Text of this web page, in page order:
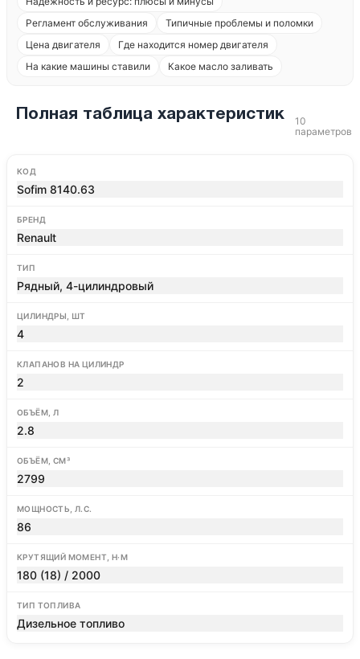
Регламент обслуживания
Типичные проблемы и поломки
Цена двигателя
Где находится номер двигателя
На какие машины ставили
Какое масло заливать
Полная таблица характеристик
10
параметров
КОД
Sofim 8140.63
БРЕНД
Renault
ТИП
Рядный, 4-цилиндровый
ЦИЛИНДРЫ, ШТ
4
КЛАПАНОВ НА ЦИЛИНДР
2
ОБЪЁМ, Л
2.8
ОБЪЁМ, СМ³
2799
МОЩНОСТЬ, Л.С.
86
КРУТЯЩИЙ МОМЕНТ, Н·М
180 (18) / 2000
ТИП ТОПЛИВА
Дизельное топливо